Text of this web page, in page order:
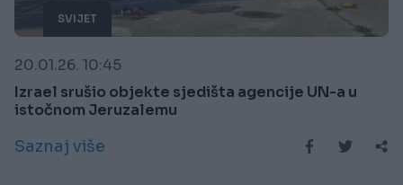
SVIJET
20.01.26. 10:45
Izrael srušio objekte sjedišta agencije UN-a u
istočnom Jeruzalemu
Saznaj više